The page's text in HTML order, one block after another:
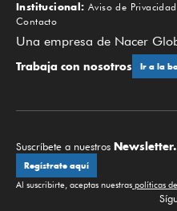
Institucional: Aviso de Privacidad
Contacto
Una empresa de Nacer
Trabaja con nosotros Ir a la
Suscríbete a nuestros Newsletter.
Regístrate aquí
Al suscribirte, aceptas nuestras políticas